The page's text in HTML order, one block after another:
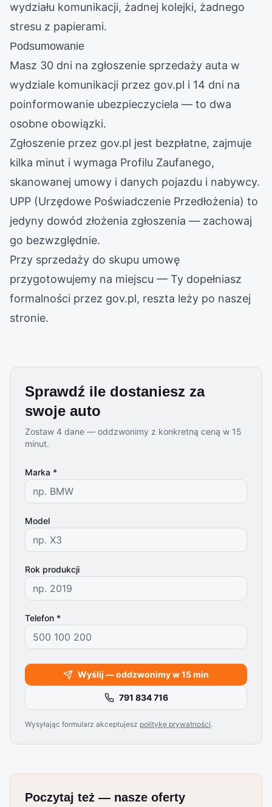
wydziału komunikacji, żadnej kolejki, żadnego
stresu z papierami.
Podsumowanie
Masz 30 dni na zgłoszenie sprzedaży auta w
wydziale komunikacji przez gov.pl i 14 dni na
poinformowanie ubezpieczyciela — to dwa
osobne obowiązki.
Zgłoszenie przez gov.pl jest bezpłatne, zajmuje
kilka minut i wymaga Profilu Zaufanego,
skanowanej umowy i danych pojazdu i nabywcy.
UPP (Urzędowe Poświadczenie Przedłożenia) to
jedyny dowód złożenia zgłoszenia — zachowaj
go bezwzględnie.
Przy sprzedaży do skupu umowę
przygotowujemy na miejscu — Ty dopełniasz
formalności przez gov.pl, reszta leży po naszej
stronie.
Sprawdź ile dostaniesz za
swoje auto
Zostaw 4 dane — oddzwonimy z konkretną ceną w 15
minut.
Marka *
Model
Rok produkcji
Telefon *
Wyślij — oddzwonimy w 15 min
791 834 716
Wysyłając formularz akceptujesz politykę prywatności.
Poczytaj też — nasze oferty